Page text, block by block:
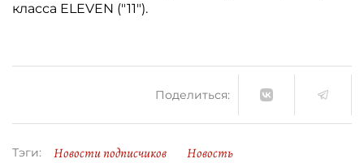
класса ELEVEN ("11").
Поделиться:
Тэги: Новости подписчиков Новость